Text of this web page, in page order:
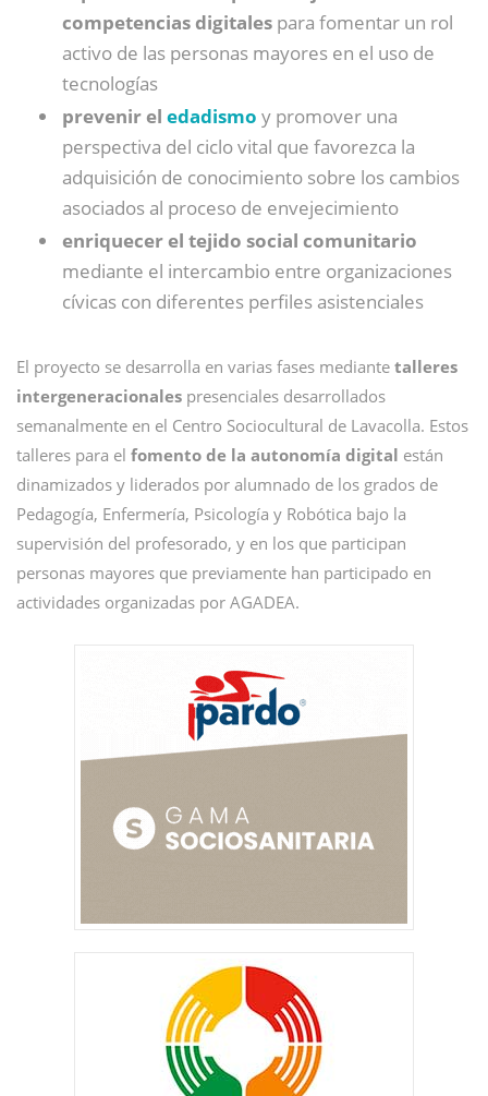
competencias digitales para fomentar un rol
activo de las personas mayores en el uso de
tecnologías
prevenir el edadismo y promover una
perspectiva del ciclo vital que favorezca la
adquisición de conocimiento sobre los cambios
asociados al proceso de envejecimiento
enriquecer el tejido social comunitario
mediante el intercambio entre organizaciones
cívicas con diferentes perfiles asistenciales
El proyecto se desarrolla en varias fases mediante talleres
intergeneracionales presenciales desarrollados
semanalmente en el Centro Sociocultural de Lavacolla. Estos
talleres para el fomento de la autonomía digital están
dinamizados y liderados por alumnado de los grados de
Pedagogía, Enfermería, Psicología y Robótica bajo la
supervisión del profesorado, y en los que participan
personas mayores que previamente han participado en
actividades organizadas por AGADEA.